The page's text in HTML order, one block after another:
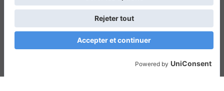
Retour en haut
Depuis 2010 - Un magazine duGroupe CPPRESSE